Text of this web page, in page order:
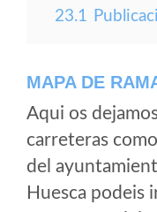
23.1
MAPA DE
Aqui os
carreteras
del
Huesca podeis